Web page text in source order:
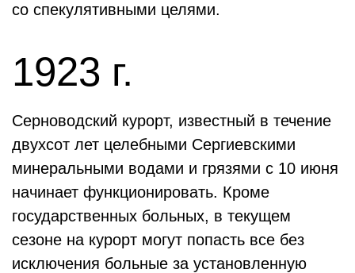
со спекулятивными целями.
1923 г.
Серноводский курорт, известный в течение
двухсот лет целебными Сергиевскими
минеральными водами и грязями с 10 июня
начинает функционировать. Кроме
государственных больных, в текущем
сезоне на курорт могут попасть все без
исключения больные за установленную